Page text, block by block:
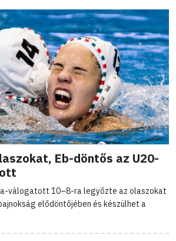
Eb-döntős az U20-
válogatott 10–8-ra legyőzte az olaszokat
elődöntőjében és készülhet a